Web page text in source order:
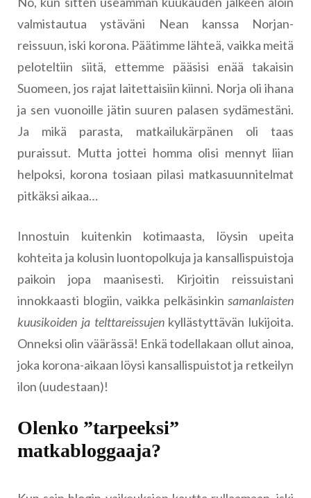
valmistautua ystäväni Nean kanssa Norjan-
reissuun, iski korona. Päätimme lähteä, vaikka meitä
peloteltiin siitä, ettemme pääsisi enää takaisin
Suomeen, jos rajat laitettaisiin kiinni. Norja oli ihana
ja sen vuonoille jätin suuren palasen sydämestäni.
Ja mikä parasta, matkailukärpänen oli taas
puraissut. Mutta jottei homma olisi mennyt liian
helpoksi, korona tosiaan pilasi matkasuunnitelmat
pitkäksi aikaa…
Innostuin kuitenkin kotimaasta, löysin upeita
kohteita ja kolusin luontopolkuja ja kansallispuistoja
paikoin jopa maanisesti. Kirjoitin reissuistani
innokkaasti blogiin, vaikka pelkäsinkin samanlaisten
kuusikoiden ja telttareissujenkyllästyttävän lukijoita.
Onneksi olin väärässä! Enkä todellakaan ollut ainoa,
joka korona-aikaan löysi kansallispuistot ja retkeilyn
ilon (uudestaan)!
Olenko ”tarpeeksi”
matkabloggaaja?